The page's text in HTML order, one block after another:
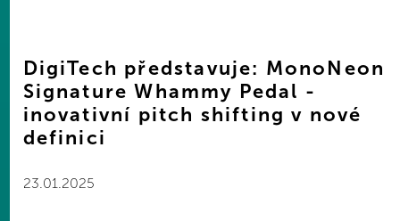
DigiTech představuje: MonoNeon
Signature Whammy Pedal -
inovativní pitch shifting v nové
definici
23.01.2025